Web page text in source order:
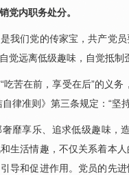
党内职务处分。
们党的传家宝，共产党员
觉远离低级趣味，自觉抵制
在前，享受在后”的义务
律准则》第三条规定：“坚
享乐、追求低级趣味，
和生活情趣，不仅关系着本
导和促进作用。党员的先